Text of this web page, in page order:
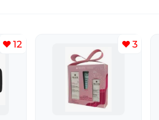
12 3